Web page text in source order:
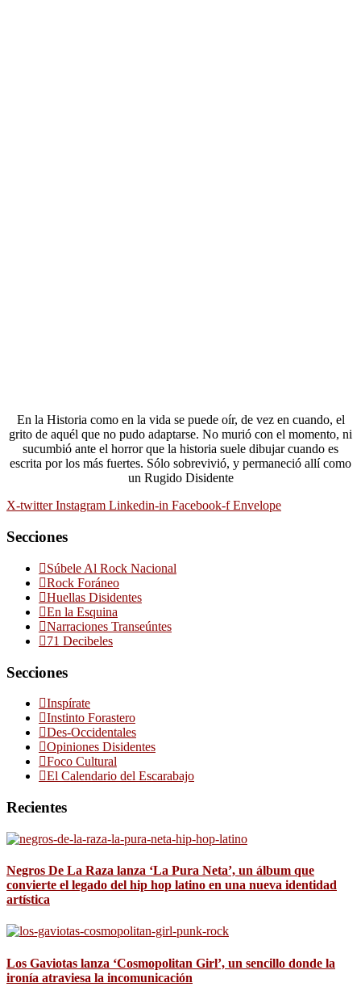
En la Historia como en la vida se puede oír, de vez en cuando, el
grito de aquél que no pudo adaptarse. No murió con el momento, ni
sucumbió ante el horror que la historia suele dibujar cuando es
escrita por los más fuertes. Sólo sobrevivió, y permaneció allí como
un Rugido Disidente
X-twitter Instagram Linkedin-in Facebook-f Envelope
Secciones
Súbele Al Rock Nacional
Rock Foráneo
Huellas Disidentes
En la Esquina
Narraciones Transeúntes
71 Decibeles
Secciones
Inspírate
Instinto Forastero
Des-Occidentales
Opiniones Disidentes
Foco Cultural
El Calendario del Escarabajo
Recientes
Negros De La Raza lanza ‘La Pura Neta’, un álbum que
convierte el legado del hip hop latino en una nueva identidad
artística
Los Gaviotas lanza ‘Cosmopolitan Girl’, un sencillo donde la
ironía atraviesa la incomunicación